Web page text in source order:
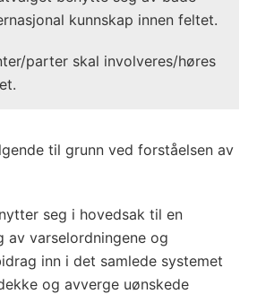
kunnskap innen feltet.
parter skal involveres/høres
til grunn ved forståelsen av
seg i hovedsak til en
av varselordningene og
inn i det samlede systemet
og avverge uønskede